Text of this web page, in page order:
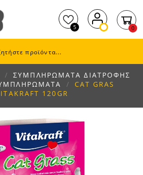
5 0
ΣΥΜΠΛΗΡΩΜΑΤΑ ΔΙΑΤΡΟΦΗΣ
CAT GRAS
120GR